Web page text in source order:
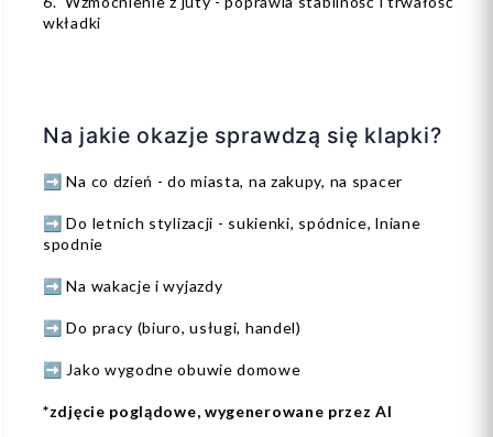
wkładki
Na jakie okazje sprawdzą się klapki?
➡️ Na co dzień - do miasta, na zakupy, na spacer
➡️ Do letnich stylizacji - sukienki, spódnice, lniane
spodnie
➡️ Na wakacje i wyjazdy
➡️ Do pracy (biuro, usługi, handel)
➡️ Jako wygodne obuwie domowe
*zdjęcie poglądowe, wygenerowane przez AI